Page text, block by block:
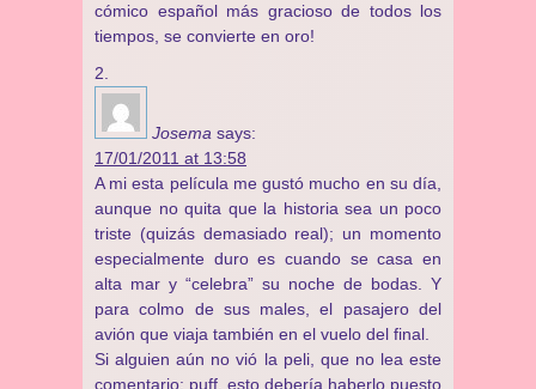
cómico español más gracioso de todos los
tiempos, se convierte en oro!
Josema says:
17/01/2011 at 13:58
A mi esta película me gustó mucho en su día,
aunque no quita que la historia sea un poco
triste (quizás demasiado real); un momento
especialmente duro es cuando se casa en
alta mar y “celebra” su noche de bodas. Y
para colmo de sus males, el pasajero del
avión que viaja también en el vuelo del final.
Si alguien aún no vió la peli, que no lea este
comentario; puff, esto debería haberlo puesto